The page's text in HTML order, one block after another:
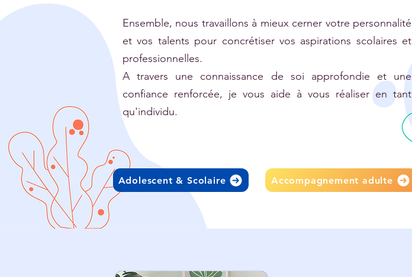
Ensemble, nous travaillons à mieux cerner votre personnalité
et vos talents pour concrétiser vos aspirations scolaires et
professionnelles.
A travers une connaissance de soi approfondie et une
confiance renforcée, je vous aide à vous réaliser en tant
qu'individu.
Adolescent & Scolaire Accompagnement adulte